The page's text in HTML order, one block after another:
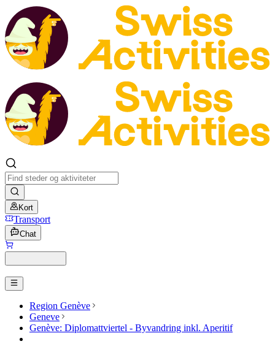
Kort
Transport
Chat
Region Genève
Geneve
Genève: Diplomattviertel - Byvandring inkl. Aperitif